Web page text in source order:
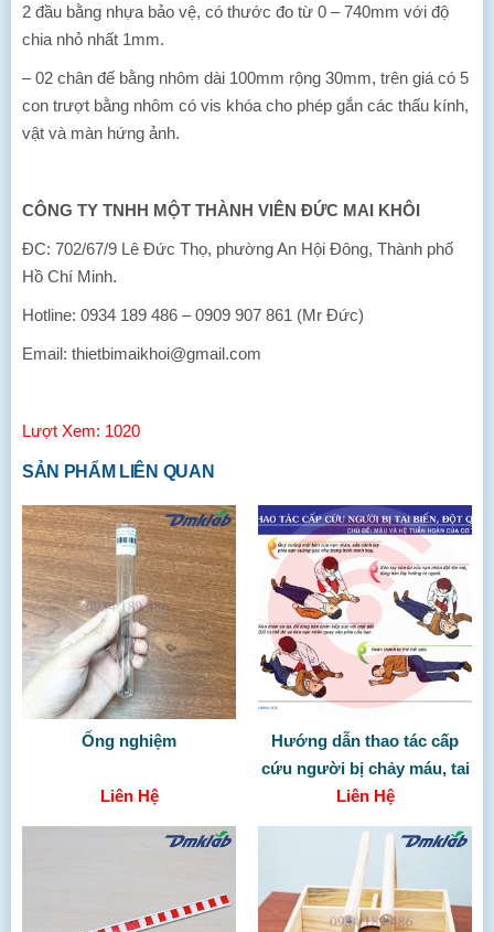
2 đầu bằng nhựa bảo vệ, có thước đo từ 0 – 740mm với độ
chia nhỏ nhất 1mm.
– 02 chân đế bằng nhôm dài 100mm rộng 30mm, trên giá có 5
con trượt bằng nhôm có vis khóa cho phép gắn các thấu kính,
vật và màn hứng ảnh.
CÔNG TY TNHH MỘT THÀNH VIÊN ĐỨC MAI KHÔI
ĐC: 702/67/9 Lê Đức Thọ, phường An Hội Đông, Thành phố
Hồ Chí Minh.
Hotline: 0934 189 486 – 0909 907 861 (Mr Đức)
Email: thietbimaikhoi@gmail.com
Lượt Xem: 1020
SẢN PHẨM LIÊN QUAN
Ống nghiệm
Liên Hệ
Hướng dẫn thao tác cấp
cứu người bị chảy máu, tai
biến, đột quỵ
Liên Hệ